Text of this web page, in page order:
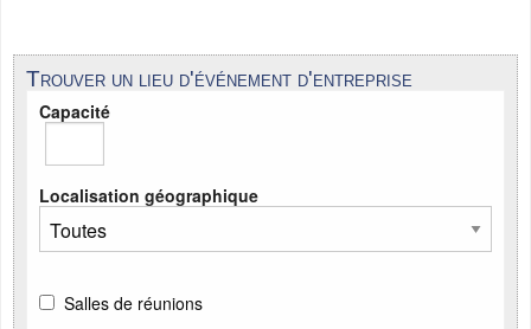
Trouver un lieu d'événement d'entreprise
Capacité
Localisation géographique
Salles de réunions